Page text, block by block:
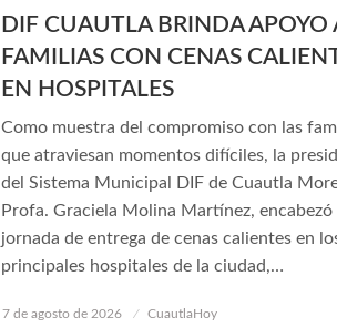
DIF CUAUTLA BRINDA APOYO
FAMILIAS CON CENAS
EN HOSPITALES
Como muestra del compromiso con las
que atraviesan momentos difíciles, la
del Sistema Municipal DIF de Cuautla
Profa. Graciela Molina Martínez, encabezó
jornada de entrega de cenas calientes en
principales hospitales de la ciudad,…
Publicado
7 de agosto de 2026 CuautlaHoy